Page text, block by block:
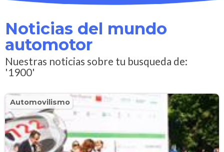
Noticias del mundo
automotor
Nuestras noticias sobre tu busqueda de:
'1900'
Automovilismo